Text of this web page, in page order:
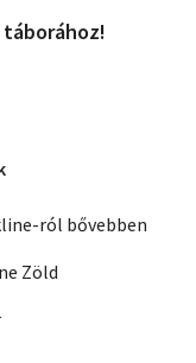
táborához!
ról bővebben
Zöld